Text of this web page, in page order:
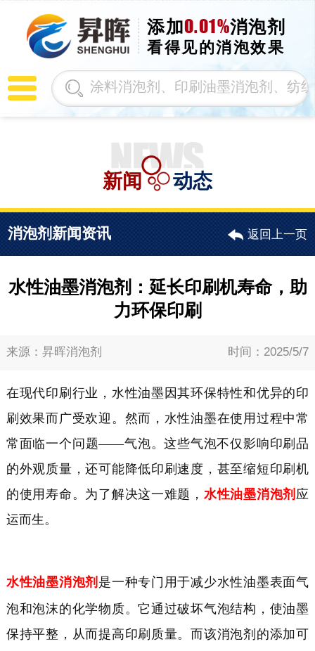
添加0.01%消泡剂
看得见的消泡效果
新闻动态
消泡剂新闻资讯 返回上一页
水性油墨消泡剂：延长印刷机寿命，助
力环保印刷
来源：昇晖消泡剂 时间：2025/5/7
在现代印刷行业，水性油墨因其环保特性和优异的印
刷效果而广受欢迎。然而，水性油墨在使用过程中常
常面临一个问题——气泡。这些气泡不仅影响印刷品
的外观质量，还可能降低印刷速度，甚至缩短印刷机
的使用寿命。为了解决这一难题， 水性油墨消泡剂 应
运而生。
水性油墨消泡剂 是一种专门用于减少水性油墨表面气
泡和泡沫的化学物质。它通过破坏气泡结构，使油墨
保持平整，从而提高印刷质量。而该消泡剂的添加可